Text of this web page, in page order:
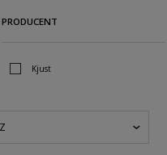
PRODUCENT
Kjust